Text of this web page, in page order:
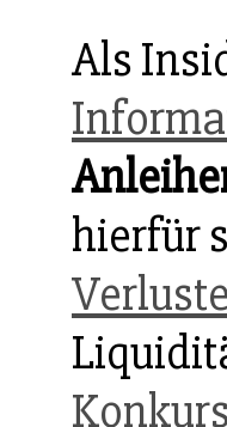
Als
hierfür
Verluste
Konkurs